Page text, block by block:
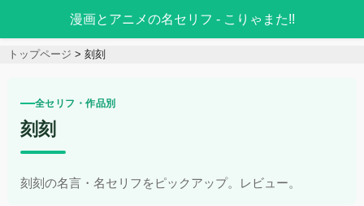
漫画とアニメの名セリフ - こりゃまた!!
トップページ 刻刻
全セリフ・作品別
刻刻
刻刻の名言・名セリフをピックアップ。レビュー。